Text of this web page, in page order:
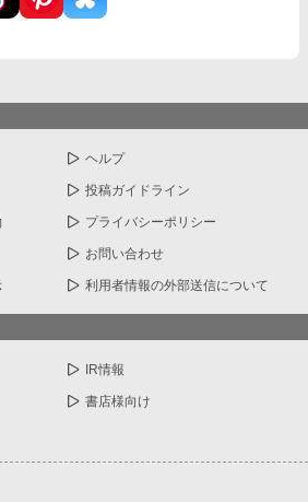
ヘルプ
投稿ガイドライン
プライバシーポリシー
お問い合わせ
利用者情報の外部送信について
IR情報
書店様向け